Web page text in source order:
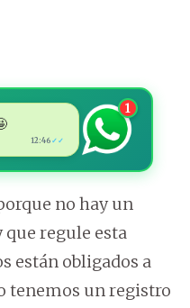
12:46 ✓✓
1
no hay un
regule esta
están obligados a
tenemos un registro